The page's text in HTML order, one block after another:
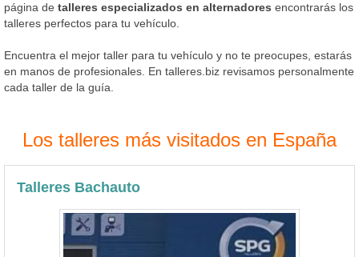
página de talleres especializados en alternadores encontrarás los
talleres perfectos para tu vehículo.
Encuentra el mejor taller para tu vehículo y no te preocupes, estarás
en manos de profesionales. En talleres.biz revisamos personalmente
cada taller de la guía.
Los talleres más visitados en España
Talleres Bachauto